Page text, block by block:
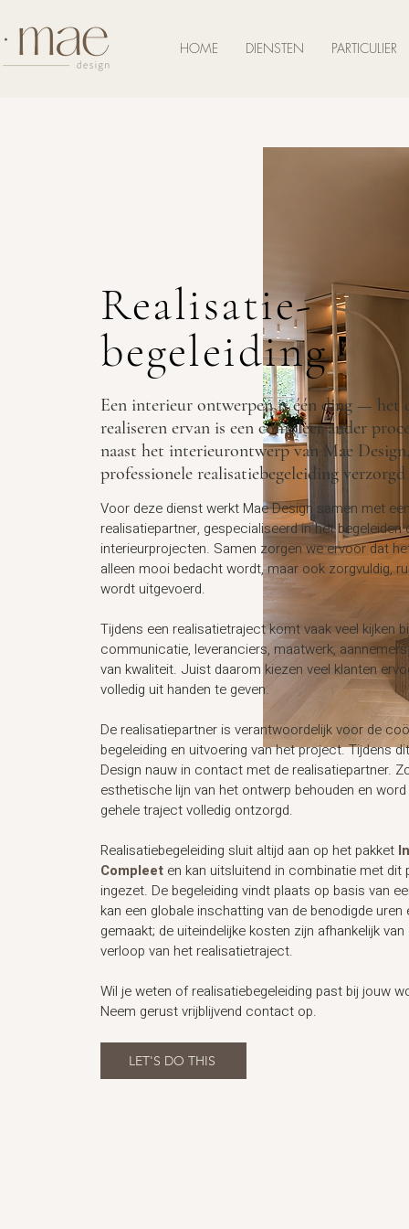
HOME DIENSTEN PARTICULIER
Realisatie-
begeleiding
Een interieur ontwerpen is één ding — het
realiseren ervan is een compleet ander
naast het interieurontwerp van Mae
professionele realisatiebegeleiding
Voor deze dienst werkt Mae Design samen met
realisatiepartner, gespecialiseerd in het begeleiden
interieurprojecten. Samen zorgen we ervoor dat
alleen mooi bedacht wordt, maar ook zorgvuldig,
wordt uitgevoerd.
Tijdens een realisatietraject komt vaak veel kijken
communicatie, leveranciers, maatwerk,
van kwaliteit. Juist daarom kiezen veel klanten
volledig uit handen te geven.
De realisatiepartner is verantwoordelijk voor de
begeleiding en uitvoering van het project. Tijdens
Design nauw in contact met de realisatiepartner.
esthetische lijn van het ontwerp behouden en
gehele traject volledig ontzorgd.
Realisatiebegeleiding sluit altijd aan op het pakket
Compleet en kan uitsluitend in combinatie met dit
ingezet. De begeleiding vindt plaats op basis van
kan een globale inschatting van de benodigde
gemaakt; de uiteindelijke kosten zijn afhankelijk
verloop van het realisatietraject.
Wil je weten of realisatiebegeleiding past bij jouw
Neem gerust vrijblijvend contact op.
LET'S DO THIS